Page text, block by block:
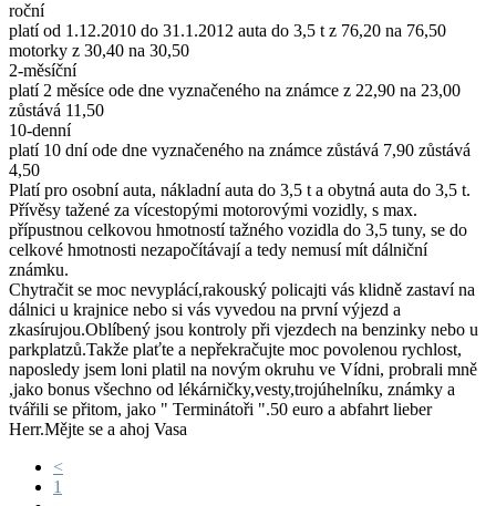
roční
platí od 1.12.2010 do 31.1.2012 auta do 3,5 t z 76,20 na 76,50
motorky z 30,40 na 30,50
2-měsíční
platí 2 měsíce ode dne vyznačeného na známce z 22,90 na 23,00
zůstává 11,50
10-denní
platí 10 dní ode dne vyznačeného na známce zůstává 7,90 zůstává
4,50
Platí pro osobní auta, nákladní auta do 3,5 t a obytná auta do 3,5 t.
Přívěsy tažené za vícestopými motorovými vozidly, s max.
přípustnou celkovou hmotností tažného vozidla do 3,5 tuny, se do
celkové hmotnosti nezapočítávají a tedy nemusí mít dálniční
známku.
Chytračit se moc nevyplácí,rakouský policajti vás klidně zastaví na
dálnici u krajnice nebo si vás vyvedou na první výjezd a
zkasírujou.Oblíbený jsou kontroly při vjezdech na benzinky nebo u
parkplatzů.Takže plaťte a nepřekračujte moc povolenou rychlost,
naposledy jsem loni platil na novým okruhu ve Vídni, probrali mně
,jako bonus všechno od lékárničky,vesty,trojúhelníku, známky a
tvářili se přitom, jako " Terminátoři ".50 euro a abfahrt lieber
Herr.Mějte se a ahoj Vasa
<
1